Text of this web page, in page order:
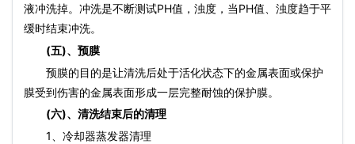
液冲洗掉。冲洗是不断测试PH值，浊度，当PH值、浊度趋于平
缓时结束冲洗。
(五)、预膜
预膜的目的是让清洗后处于活化状态下的金属表面或保护
膜受到伤害的金属表面形成一层完整耐蚀的保护膜。
(六)、清洗结束后的清理
1、冷却器蒸发器清理